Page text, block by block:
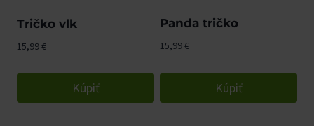
Tričko vlk
15,99€
Kúpiť
Panda tričko
15,99€
Kúpiť